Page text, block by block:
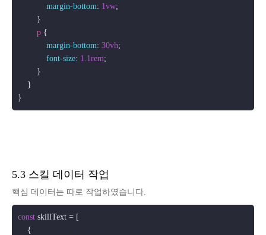
margin-bottom: 1vw;
        }
p {
margin-bottom: 30vh;
font-size: 1.1rem;
        }
    }
5.3 스킬 데이터 작업
핵심 데이터는 따로 작업하였습니다.
const skillText = [
    {